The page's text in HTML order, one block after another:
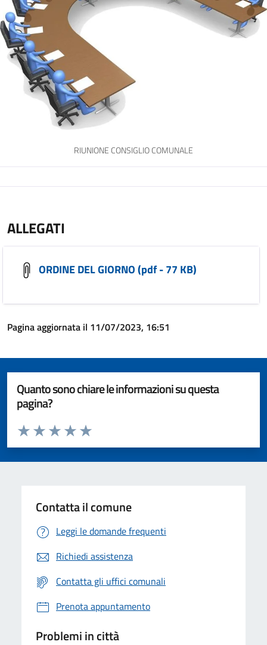
RIUNIONE CONSIGLIO COMUNALE
ALLEGATI
ORDINE DEL GIORNO (pdf - 77 KB)
Pagina aggiornata il 11/07/2023, 16:51
Quanto sono chiare le informazioni su questa
pagina?
Valuta da 1 a 5 stelle la pagina
Valuta 5 stelle su 5
Valuta 4 stelle su 5
Valuta 3 stelle su 5
Valuta 2 stelle su 5
Valuta 1 stelle su 5
Contatta il comune
Leggi le domande frequenti
Richiedi assistenza
Contatta gli uffici comunali
Prenota appuntamento
Problemi in città